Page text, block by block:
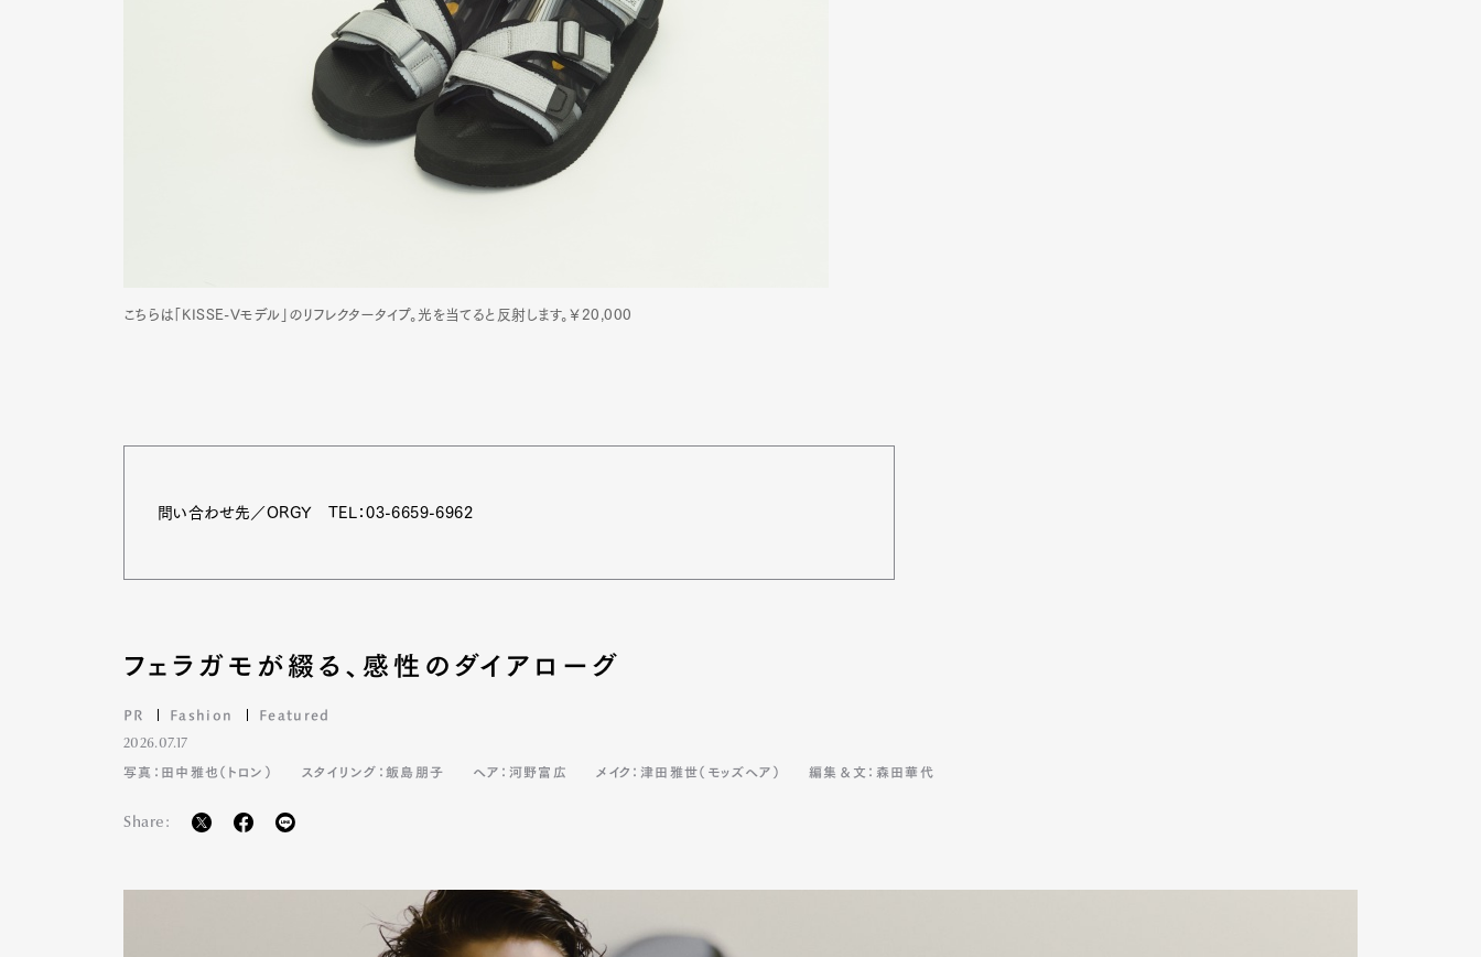
Art&Design
Gourmet
こちらは「KISSE-Vモデル」のリフレクタータイプ。光を当てると反射します。￥20,000
問い合わせ先／ORGY TEL：03-6659-6962
フェラガモが綴る、感性のダイアローグ
PR Fashion Featured
2026.07.17
写真：田中雅也（トロン） スタイリング：飯島朋子 ヘア：河野富広 メイク：津田雅世（モッズヘア） 編集＆文：森田華代
Share: